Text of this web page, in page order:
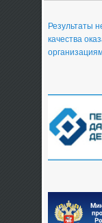
Результаты
качества